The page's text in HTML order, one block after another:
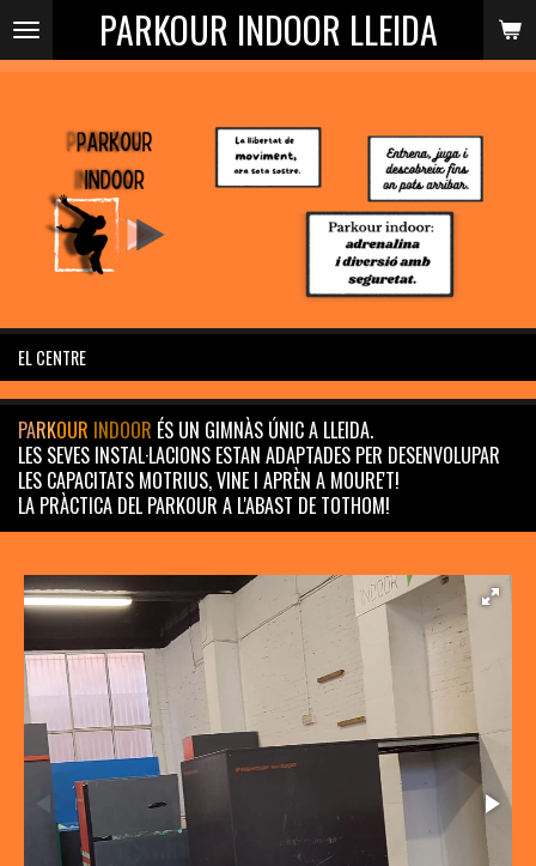
Ir
PARKOUR INDOOR LLEIDA
EL CENTRE
PARKOUR INDOOR ÉS UN GIMNÀS ÚNICA LLEIDA.
LES SEVES INSTAL·LACIONS ESTAN ADAPTADES PER DESENVOLUPAR
LES CAPACITATS MOTRIUS, VINE I APRÈN A MOURE'T!
LA PRÀCTICA DEL PARKOUR A L'ABAST DE TOTHOM!